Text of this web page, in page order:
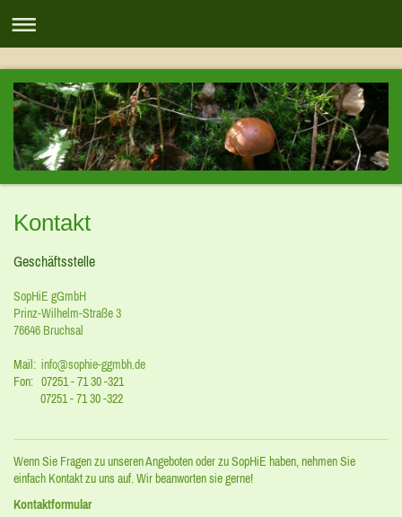
Kontakt
Geschäftsstelle
SopHiE gGmbH
Prinz-Wilhelm-Straße3
76646 Bruchsal
Mail: info@sophie-ggmbh.de
Fon: 07251 - 71 30 -321
07251 - 71 30 -322
Wenn Sie Fragen zu unseren Angeboten oder zu SopHiE haben, nehmen Sie
einfach Kontakt zu uns auf. Wir beanworten sie gerne!
Kontaktformular